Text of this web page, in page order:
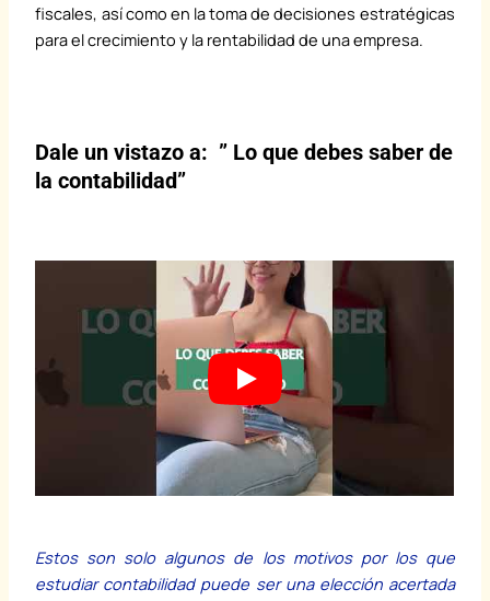
fiscales, así como en la toma de decisiones estratégicas
para el crecimiento y la rentabilidad de una empresa.
Dale un vistazo a: ” Lo que debes saber de
la contabilidad”
Estos son solo algunos de los motivos por los que
estudiar contabilidad puede ser una elección acertada